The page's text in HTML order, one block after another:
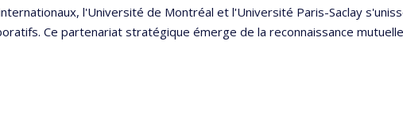
l'Université de Montréal et l'Université Paris-Saclay
Ce partenariat stratégique émerge de la reconnaissance